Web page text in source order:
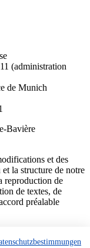
(administration
de Munich
Bavière
et des
la structure de notre
reproduction de
de textes, de
préalable